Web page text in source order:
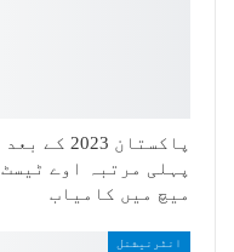
پاکستان 2023 کے بعد
پہلی مرتبہ اوے ٹیسٹ
میچ میں کامیاب
انٹرنیشنل